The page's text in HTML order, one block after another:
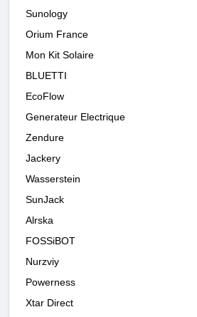
Sunology
Orium France
Mon Kit Solaire
BLUETTI
EcoFlow
Generateur Electrique
Zendure
Jackery
Wasserstein
SunJack
Alrska
FOSSiBOT
Nurzviy
Powerness
Xtar Direct